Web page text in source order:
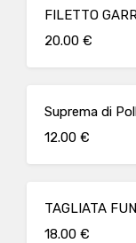
FILETTO
20.00 €
Suprema di
12.00 €
TAGLIATA
18.00 €